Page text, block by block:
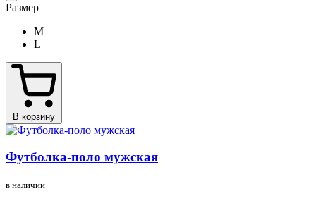
Размер
M
L
В корзину
Футболка-поло мужская
в наличии